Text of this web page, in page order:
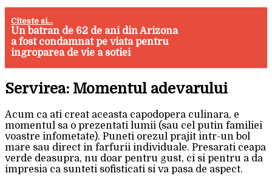
Citeste si...
Un batran de 62 de ani din Arizona
a fost condamnat pe viata pentru
ingroparea de vie a sotiei
Servirea: Momentul adevarului
Acum ca ati creat aceasta capodopera culinara, e
momentul sa o prezentati lumii (sau cel putin familiei
voastre infometate). Puneti orezul prajit intr-un bol
mare sau direct in farfurii individuale. Presarati ceapa
verde deasupra, nu doar pentru gust, ci si pentru a da
impresia ca sunteti sofisticati si va pasa de aspect.